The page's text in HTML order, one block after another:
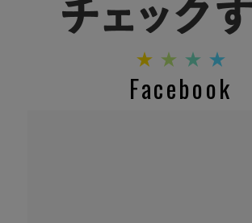
Facebook